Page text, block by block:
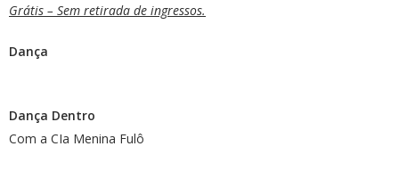
Grátis – Sem retirada de ingressos.
Dança
Dança Dentro
Com a CIa Menina Fulô